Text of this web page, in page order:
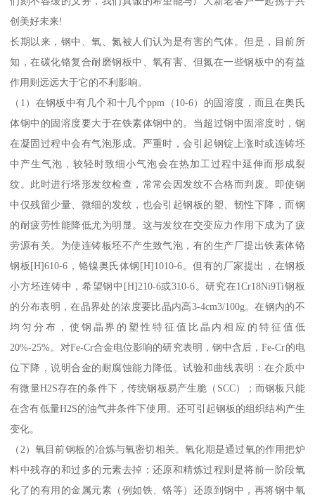
创美好未来!
长期以来，钢中、氧、氮被人们认为是有害的气体。但是，目前所
知，在碳化铬复合耐磨钢板中、氧有害、但氮在一些钢板中的有益
作用则远远大于它的不利影响。
（1）在钢板中有几个和十几个ppm（10-6）的固溶度，而且在奥氏
体钢中的固溶度要大于在铁素体钢中的。当超过钢中固溶度时，钢
在凝固过程中会有气泡形成。严重时，会引起钢锭上涨时或连铸坯
中产生气泡，较轻时致细小气泡会在热加工过程中延伸而形成裂
纹。此时进行塔形发纹检查，常常会因发纹不合格而判废。即使钢
中仅残留少量、微细的发纹，也会引起钢板的塑、韧性下降，而钢
的耐疲劳性能降低尤为明显。这与发纹在交变应力作用下成为了疲
劳源有关。为使连铸板坯不产生致气泡，有的生产厂提出铁素体铬
钢板[H]610-6，铬镍奥氏体钢[H]1010-6。但有的厂家提出，在钢板
小方坯连铸中，希望钢中[H]210-6或310-6。研究在1Cr18Ni9Ti钢板
的分布表明，在晶界处的浓度要比晶内高3-4cm3/100g。在钢内的不
均匀分布，使钢晶界的塑性特征值比晶内相应的特征值低
20%-25%。对Fe-Cr合金电位影响的研究表明，钢中含后，Fe-Cr的电
位下降，说明合金的耐腐蚀能力降低。试验和曲线表明：在介质中
有微量H2S存在的条件下，传统钢板易产生脆（SCC）；而钢板只能
在含有低量H2S的油气井条件下使用。还可引起钢板的组织结构产生
变化。
（2）氧目前钢板的冶炼与氧密切相关。氧化期是通过氧的作用把炉
料中残存的和过多的元素去掉；还原和精炼过程则是将前一阶段氧
化了的有用的金属元素（例如铁、铬等）还原到钢中，再将钢中氧